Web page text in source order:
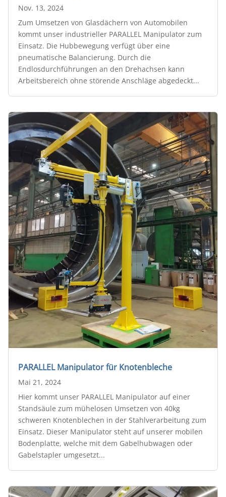
Nov. 13, 2024
Zum Umsetzen von Glasdächern von Automobilen
kommt unser industrieller PARALLEL Manipulator zum
Einsatz. Die Hubbewegung verfügt über eine
pneumatische Balancierung. Durch die
Endlosdurchführungen an den Drehachsen kann
Arbeitsbereich ohne störende Anschläge abgedeckt...
PARALLEL Manipulator für Knotenbleche
Mai 21, 2024
Hier kommt unser PARALLEL Manipulator auf einer
Standsäule zum mühelosen Umsetzen von 40kg
schweren Knotenblechen in der Stahlverarbeitung zum
Einsatz. Dieser Manipulator steht auf unserer mobilen
Bodenplatte, welche mit dem Gabelhubwagen oder
Gabelstapler umgesetzt...